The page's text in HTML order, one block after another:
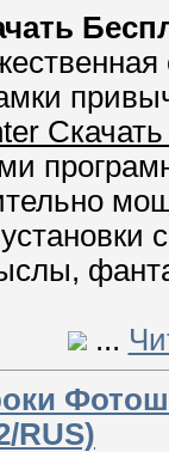
...
RUS)